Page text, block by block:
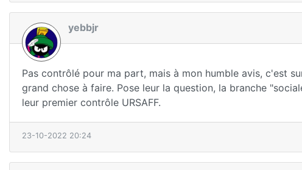
yebbjr
Pas contrôlé pour ma part, mais à mon humble avis, c'est
grand chose à faire. Pose leur la question, la branche
leur premier contrôle URSAFF.
23-10-2022 20:24